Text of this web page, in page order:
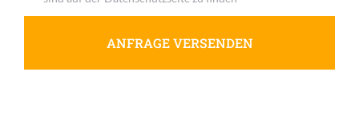
ANFRAGE VERSENDEN